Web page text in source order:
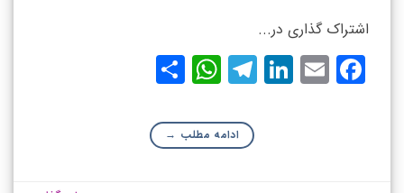
اشتراک گذاری در...
Facebook
Email
LinkedIn
Telegram
WhatsApp
ادامه مطلب →